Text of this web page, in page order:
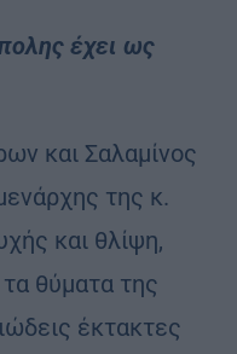
έχει ως
και Σαλαμίνος
της κ.
και θλίψη,
τα θύματα της
έκτακτες